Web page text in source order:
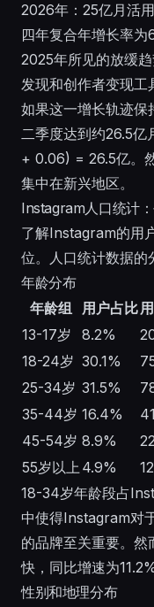
2026年：25亿月活
四年复合年增长率
2025年所见的放缓
发现和创作者变现工
如果这一增长轨迹
二季度达到约26.5亿
+ 0.06) = 26.5亿。
集中在新兴地区。
Instagram人口统计
了解Instagram的用
位。人口统计数据的
年龄分布
年龄组 用户占比
13-17岁
8.2%
18-24岁 30.1%
25-34岁 31.5%
35-44岁 16.4%
45-54岁 8.9%
55岁以上 4.9%
18-34岁年龄段占
中使得Instagram对
的品牌至关重要。然
快，同比增速为
性别和地理分布